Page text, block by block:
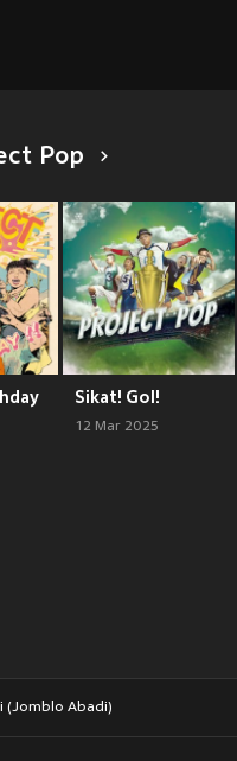
Pop
Sikat! Gol!
12 Mar 2025
(Jomblo Abadi)